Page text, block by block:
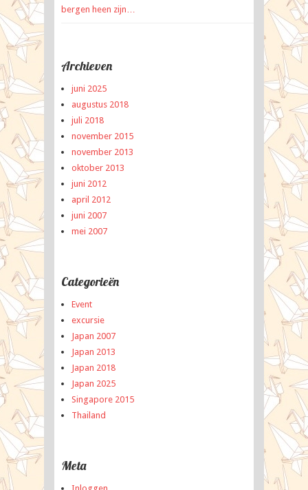
bergen heen zijn…
Archieven
juni 2025
augustus 2018
juli 2018
november 2015
november 2013
oktober 2013
juni 2012
april 2012
juni 2007
mei 2007
Categorieën
Event
excursie
Japan 2007
Japan 2013
Japan 2018
Japan 2025
Singapore 2015
Thailand
Meta